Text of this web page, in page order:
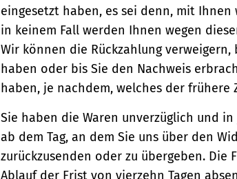
eingesetzt haben, es sei denn, mit
in keinem Fall werden Ihnen wegen
Wir können die Rückzahlung
haben oder bis Sie den Nachweis
haben, je nachdem, welches der frühere
Sie haben die Waren unverzüglich und
ab dem Tag, an dem Sie uns über den
zurückzusenden oder zu übergeben. Die
Ablauf der Frist von vierzehn Tagen